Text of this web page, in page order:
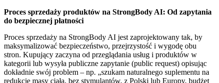
Proces sprzedaży produktów na StrongBody AI: Od zapytania
do bezpiecznej płatności
Proces sprzedaży na StrongBody AI jest zaprojektowany tak, by
maksymalizować bezpieczeństwo, przejrzystość i wygodę obu
stron. Kupujący zaczyna od przeglądania usług i produktów w
kategorii lub wysyła publiczne zapytanie (public request) opisując
dokładnie swój problem – np. „szukam naturalnego suplementu na
redukcję masy ciała, bez stymulantów, z Polski lub Europy, budżet